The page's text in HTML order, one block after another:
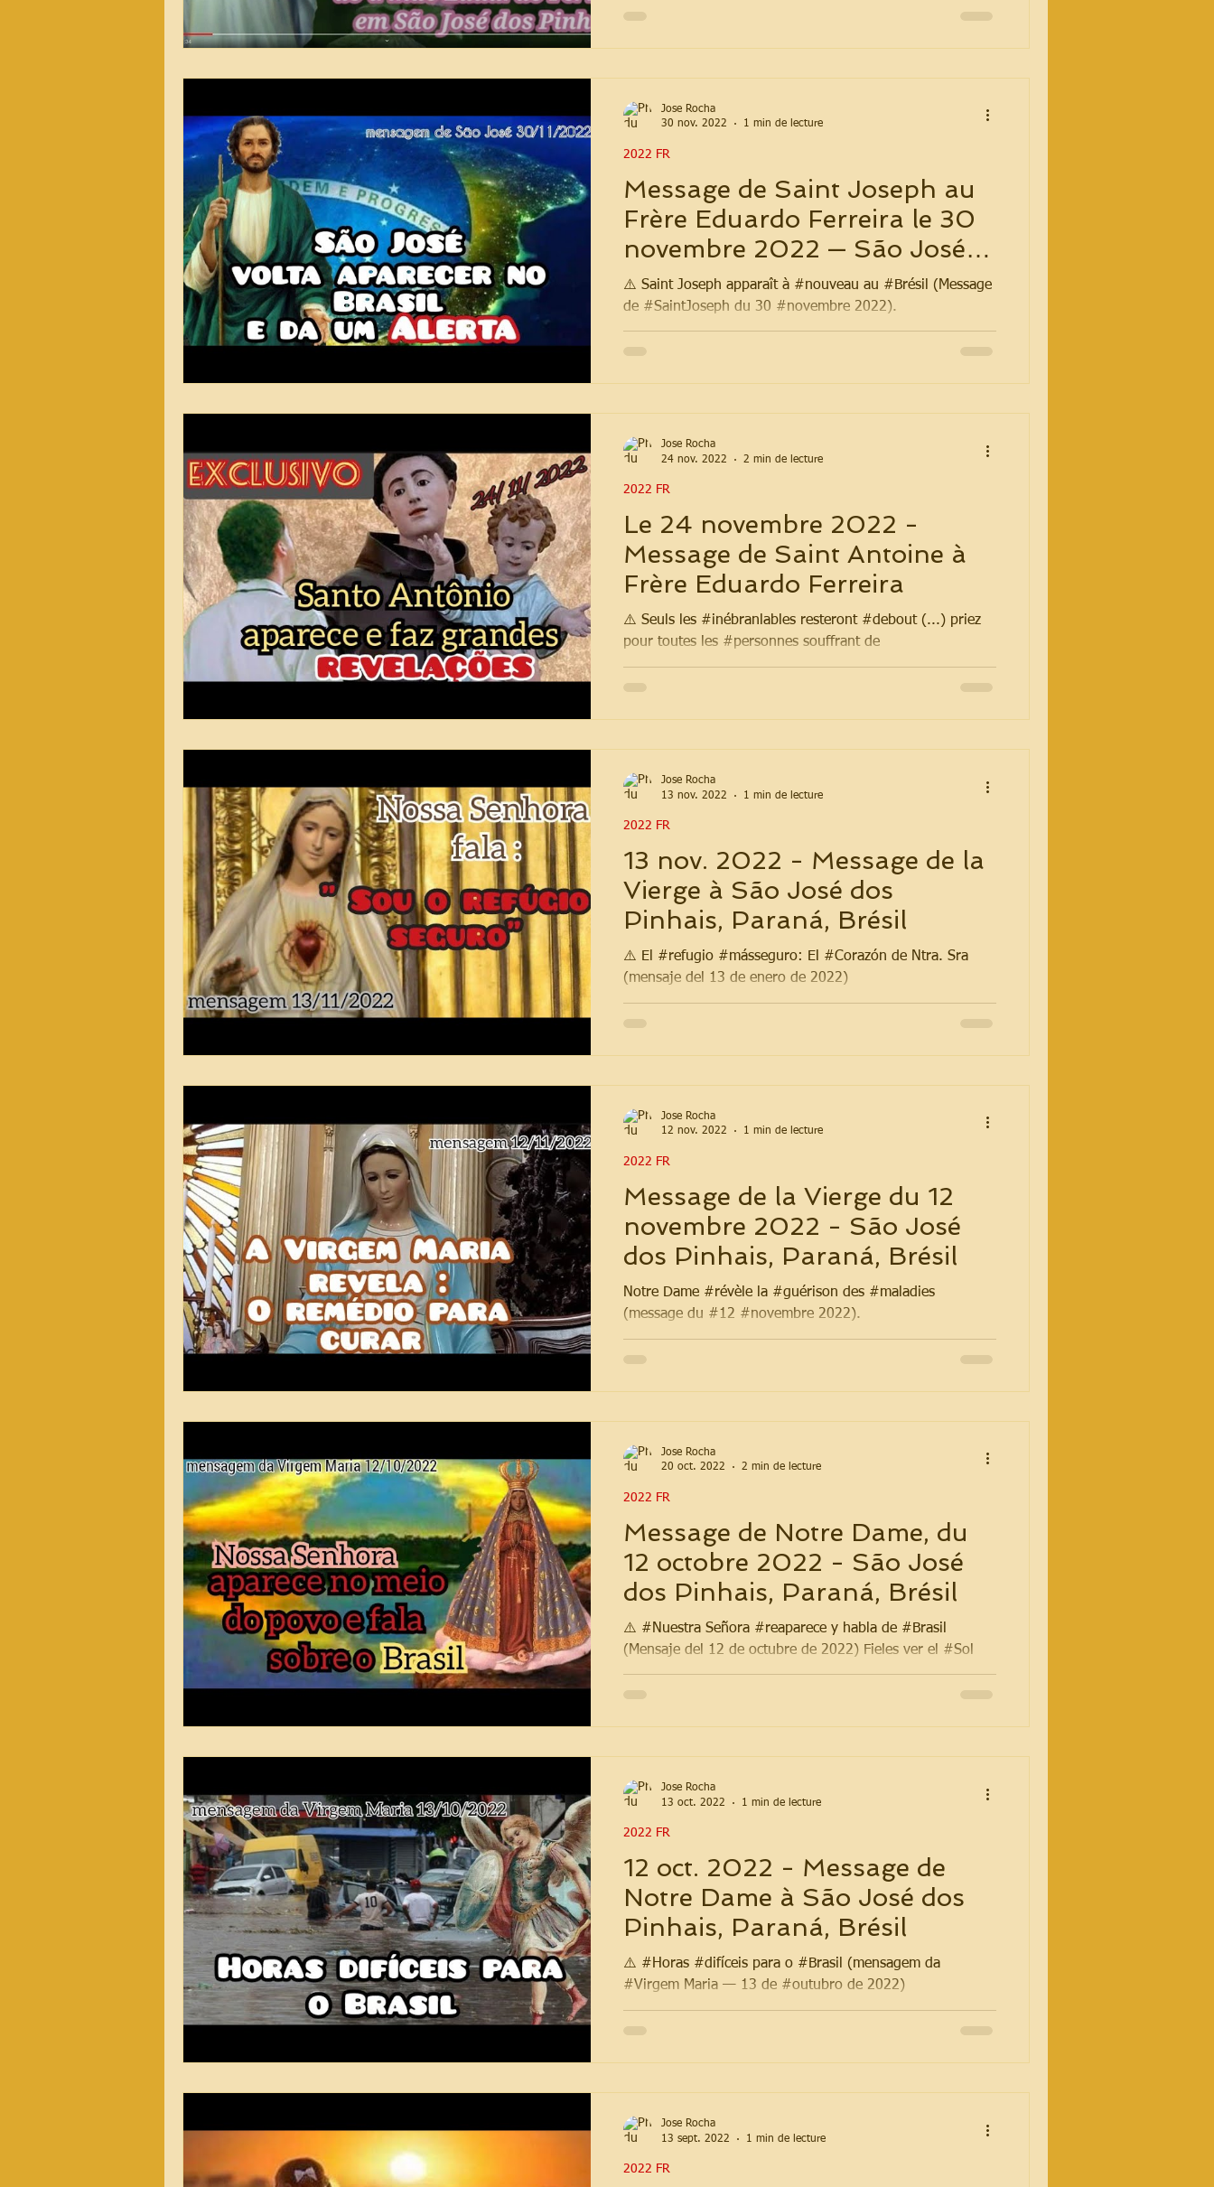
Message de Saint Joseph au
Frère Eduardo Ferreira le 30
novembre 2022 — São José
dos Pinhais, PR
⚠️ Saint Joseph apparaît à #nouveau au #Brésil (Message
de #SaintJoseph du 30 #novembre 2022).
2022 FR
Jose Rocha
30 nov. 2022
1 min de lecture
Le 24 novembre 2022 -
Message de Saint Antoine à
Frère Eduardo Ferreira
⚠️ Seuls les #inébranlables resteront #debout (...) priez
pour toutes les #personnes souffrant de
#DépendanceChimique, a dit saint Antoine
2022 FR
Jose Rocha
24 nov. 2022
2 min de lecture
13 nov. 2022 - Message de la
Vierge à São José dos
Pinhais, Paraná, Brésil
⚠️ El #refugio #másseguro: El #Corazón de Ntra. Sra
(mensaje del 13 de enero de 2022)
2022 FR
Jose Rocha
13 nov. 2022
1 min de lecture
Message de la Vierge du 12
novembre 2022 - São José
dos Pinhais, Paraná, Brésil
Notre Dame #révèle la #guérison des #maladies
(message du #12 #novembre 2022).
2022 FR
Jose Rocha
12 nov. 2022
1 min de lecture
Message de Notre Dame, du
12 octobre 2022 - São José
dos Pinhais, Paraná, Brésil
⚠️ #Nuestra Señora #reaparece y habla de #Brasil
(Mensaje del 12 de octubre de 2022) Fieles ver el #Sol
pulsar
2022 FR
Jose Rocha
20 oct. 2022
2 min de lecture
12 oct. 2022 - Message de
Notre Dame à São José dos
Pinhais, Paraná, Brésil
⚠️ #Horas #difíceis para o #Brasil (mensagem da
#Virgem Maria — 13 de #outubro de 2022)
2022 FR
Jose Rocha
13 oct. 2022
1 min de lecture
2022 FR
Jose Rocha
13 sept. 2022
1 min de lecture